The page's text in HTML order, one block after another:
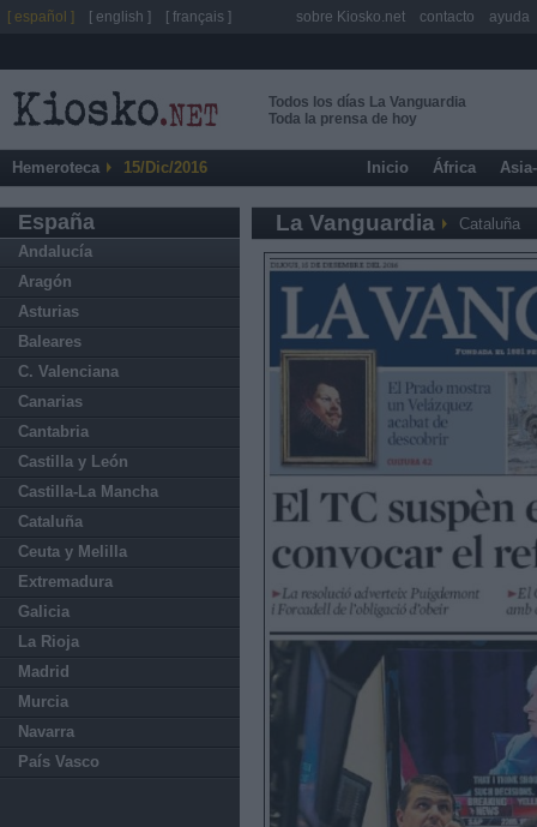
Todos los días La Vanguardia
Toda la prensa de hoy
Hemeroteca 15/Dic/2016 Inicio África
España
Andalucía
Aragón
Asturias
Baleares
C. Valenciana
Canarias
Cantabria
Castilla y León
Castilla-La Mancha
Cataluña
Ceuta y Melilla
Extremadura
Galicia
La Rioja
Madrid
Murcia
Navarra
País Vasco
La Vanguardia Cataluña
[ español ] [ english ] [ français ] sobre Kiosko.net contacto ayuda